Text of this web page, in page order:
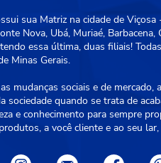
sua Matriz na cidade de
Nova, Ubá, Muriaé, Barbacena,
essa última, duas filiais!
Minas Gerais.
mudanças sociais e de
sociedade quando se trata de
e conhecimento para sempre
a você cliente e ao seu